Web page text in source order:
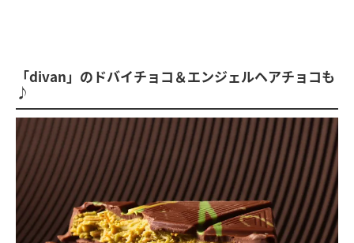
「divan」のドバイチョコ＆エンジェルヘアチョコも
♪